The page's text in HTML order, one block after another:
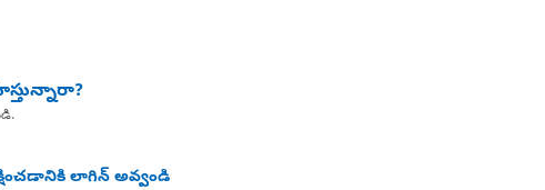
లాగిన్ అవ్వండి